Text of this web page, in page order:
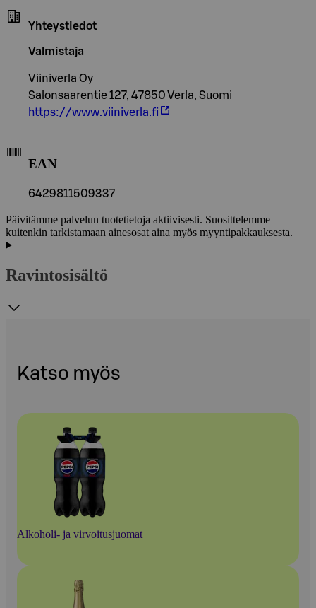
Yhteystiedot
Valmistaja
Viiniverla Oy
Salonsaarentie 127, 47850 Verla, Suomi
https://www.viiniverla.fi
EAN
6429811509337
Päivitämme palvelun tuotetietoja aktiivisesti. Suosittelemme
kuitenkin tarkistamaan ainesosat aina myös myyntipakkauksesta.
Ravintosisältö
Katso myös
Alkoholi- ja virvoitusjuomat